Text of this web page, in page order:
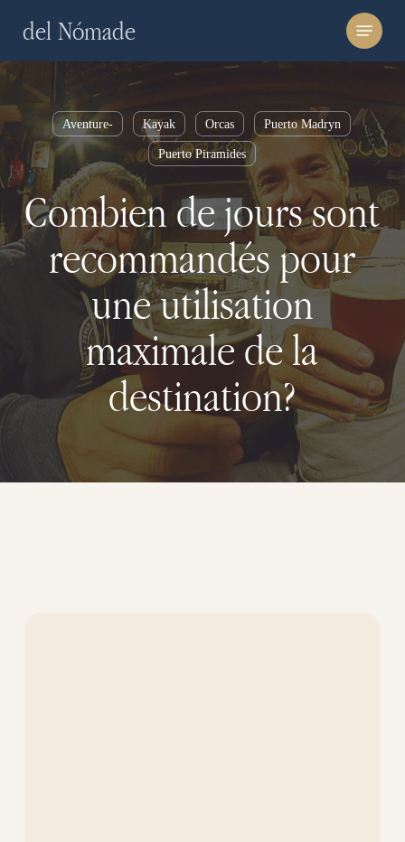
content
del Nómade Menu
Aventure- Kayak Orcas Puerto Madryn
Puerto Piramides
Combien de jours sont
recommandés pour
une utilisation
maximale de la
destination?